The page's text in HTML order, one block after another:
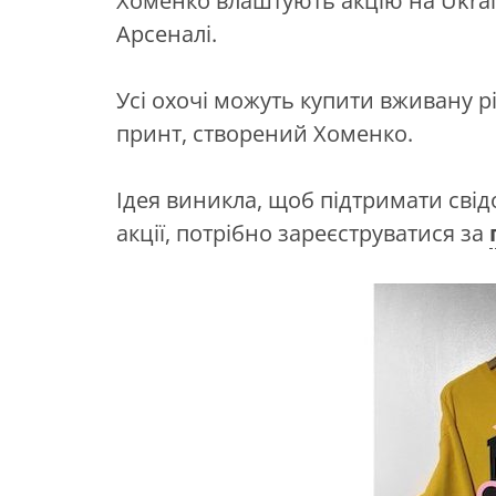
Арсеналі.
Усі охочі можуть купити вживану
принт, створений Хоменко.
Ідея виникла, щоб підтримати
акції, потрібно зареєструватися за